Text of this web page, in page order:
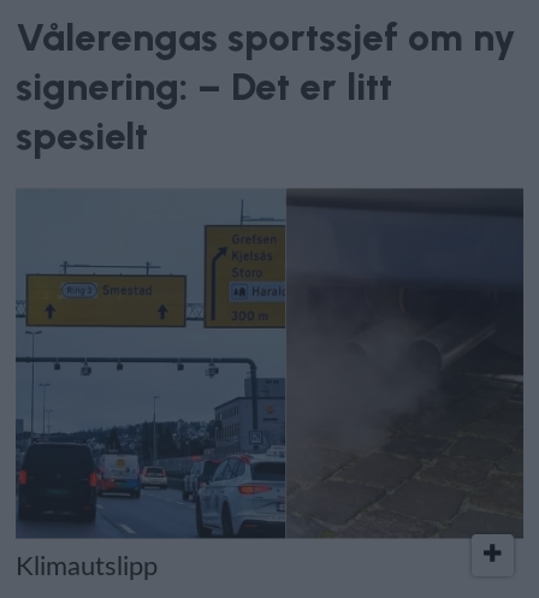
Vålerengas sportssjef om ny
signering: – Det er litt
spesielt
Klimautslipp